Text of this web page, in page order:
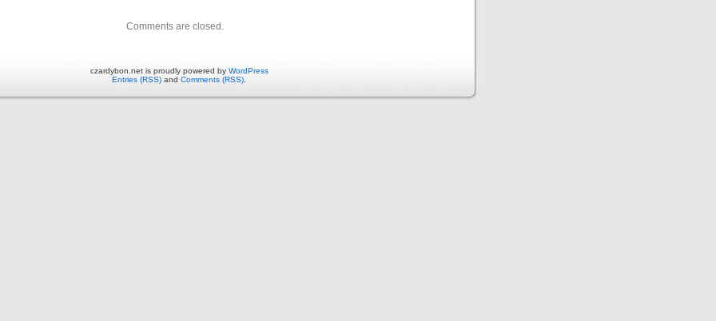
Comments are closed.
czardybon.net is proudly powered by WordPress
Entries (RSS) and Comments (RSS)